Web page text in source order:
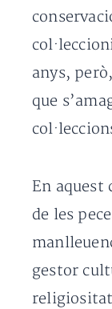
anys,
que
En aquest
de les
gestor